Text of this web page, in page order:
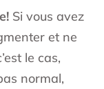
Si vous avez
et ne
le cas,
normal,